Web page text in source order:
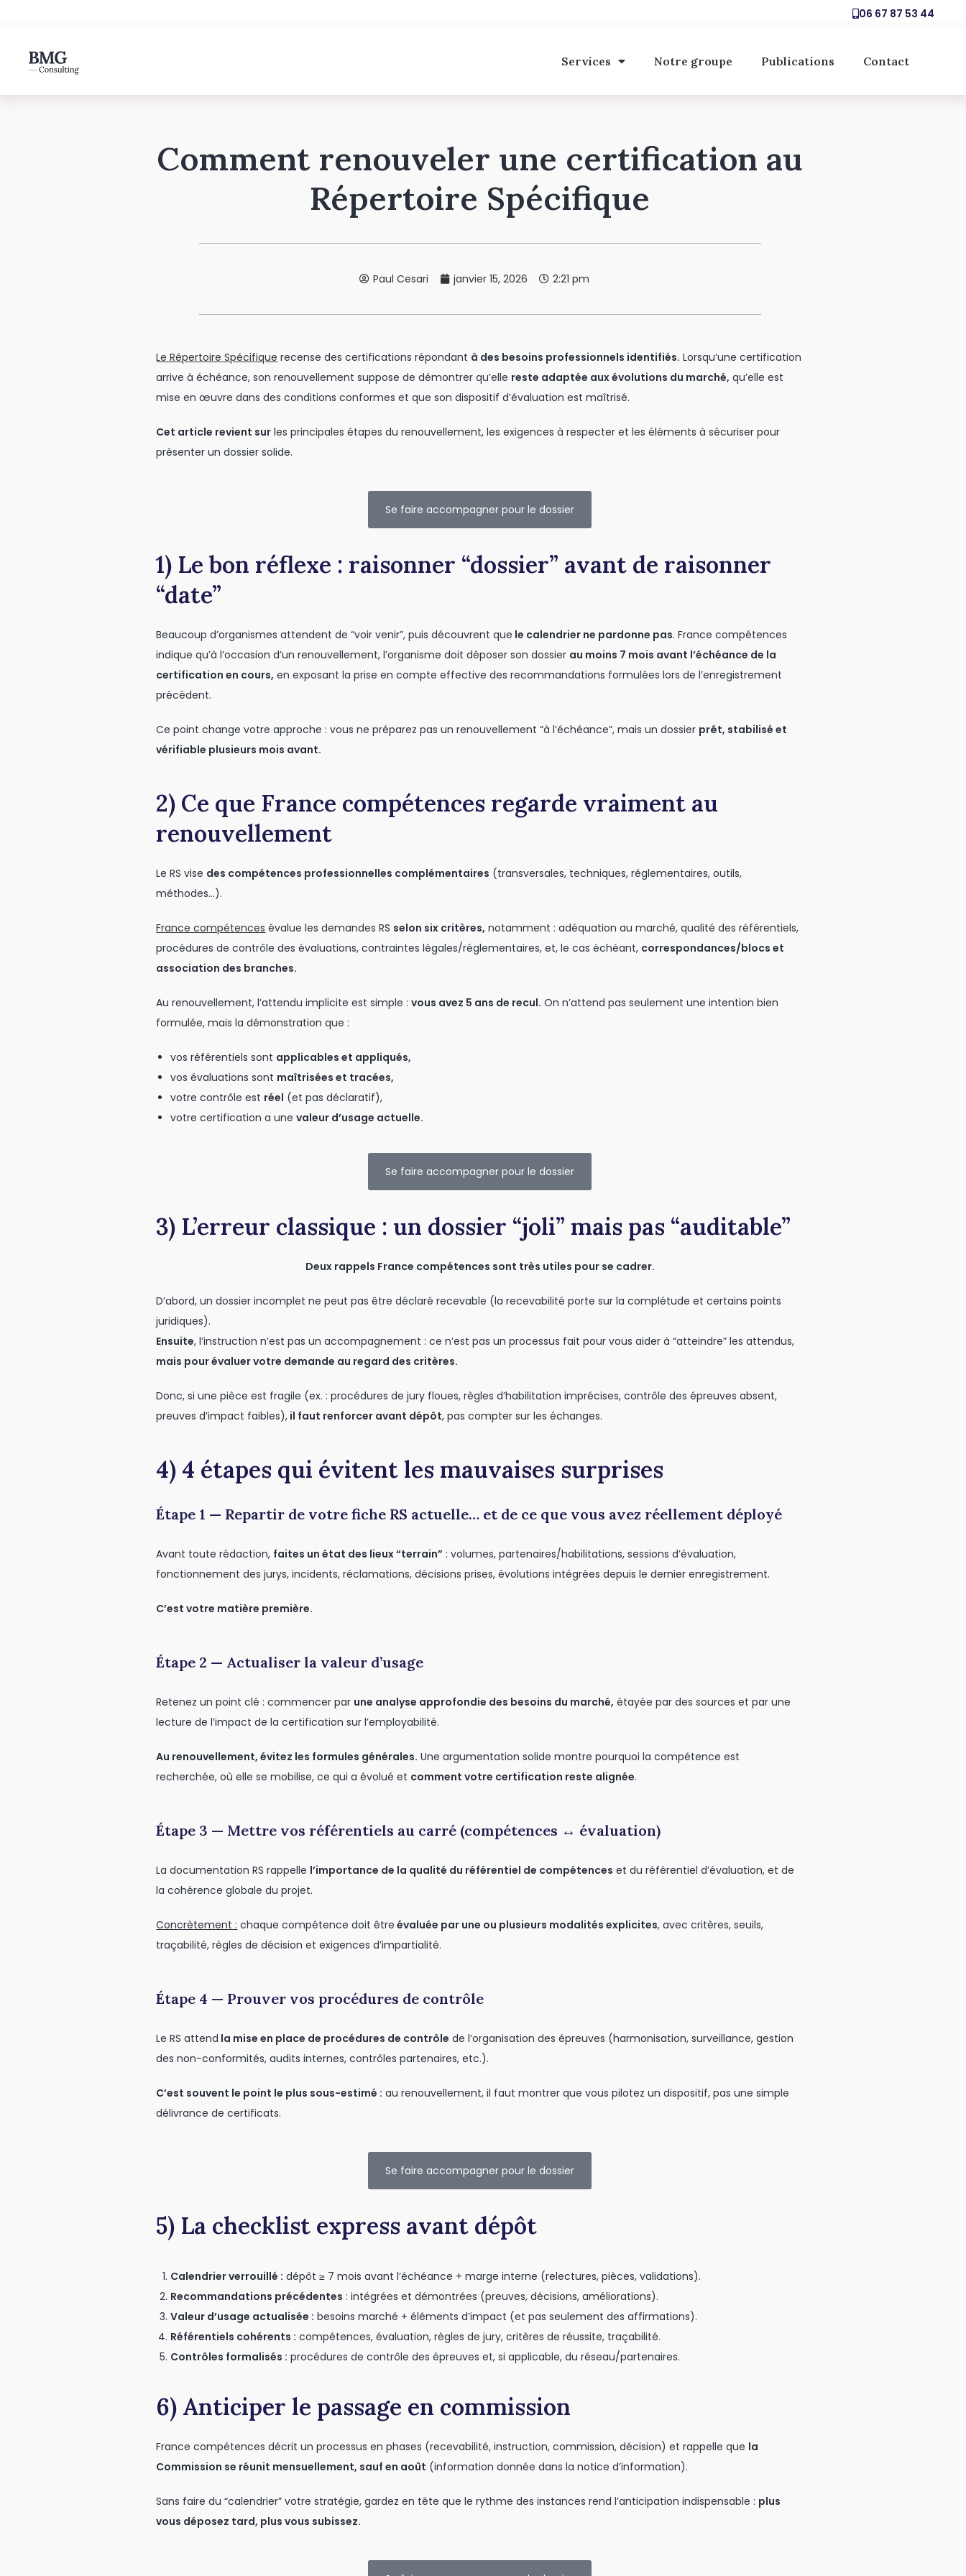
06 67 87 53 44
Services Notre groupe Publications Contact
Comment renouveler une certification au
Répertoire Spécifique
Paul Cesari janvier 15, 2026 2:21 pm
Le Répertoire Spécifique recense des certifications répondant à des besoins professionnels identifiés. Lorsqu’une certification
arrive à échéance, son renouvellement suppose de démontrer qu’elle reste adaptée aux évolutions du marché, qu’elle est
mise en œuvre dans des conditions conformes et que son dispositif d’évaluation est maîtrisé.
Cet article revient sur les principales étapes du renouvellement, les exigences à respecter et les éléments à sécuriser pour
présenter un dossier solide.
Se faire accompagner pour le dossier
1) Le bon réflexe : raisonner “dossier” avant de raisonner
“date”
Beaucoup d’organismes attendent de “voir venir”, puis découvrent que le calendrier ne pardonne pas. France compétences
indique qu’à l’occasion d’un renouvellement, l’organisme doit déposer son dossier au moins 7 mois avant l’échéance de la
certification en cours, en exposant la prise en compte effective des recommandations formulées lors de l’enregistrement
précédent.
Ce point change votre approche : vous ne préparez pas un renouvellement “à l’échéance”, mais un dossier prêt, stabilisé et
vérifiable plusieurs mois avant.
2) Ce que France compétences regarde vraiment au
renouvellement
Le RS vise des compétences professionnelles complémentaires (transversales, techniques, réglementaires, outils,
méthodes…).
France compétences évalue les demandes RS selon six critères, notamment : adéquation au marché, qualité des référentiels,
procédures de contrôle des évaluations, contraintes légales/réglementaires, et, le cas échéant, correspondances/blocs et
association des branches.
Au renouvellement, l’attendu implicite est simple :vous avez 5 ans de recul. On n’attend pas seulement une intention bien
formulée, mais la démonstration que :
vos référentiels sont applicables et appliqués,
vos évaluations sont maîtrisées et tracées,
votre contrôle est réel (et pas déclaratif),
votre certification a unevaleur d’usage actuelle.
Se faire accompagner pour le dossier
3) L’erreur classique : un dossier “joli” mais pas “auditable”
Deux rappels France compétences sont très utiles pour se cadrer.
D’abord, un dossier incomplet ne peut pas être déclaré recevable (la recevabilité porte sur la complétude et certains points
juridiques).
Ensuite, l’instruction n’est pas un accompagnement : ce n’est pas un processus fait pour vous aider à “atteindre” les attendus,
mais pour évaluer votre demande au regard des critères.
Donc, si une pièce est fragile (ex. : procédures de jury floues, règles d’habilitation imprécises, contrôle des épreuves absent,
preuves d’impact faibles), il faut renforcer avant dépôt, pas compter sur les échanges.
4) 4 étapes qui évitent les mauvaises surprises
Étape 1 — Repartir de votre fiche RS actuelle… et de ce que vous avez réellement déployé
Avant toute rédaction, faites un état des lieux “terrain” : volumes, partenaires/habilitations, sessions d’évaluation,
fonctionnement des jurys, incidents, réclamations, décisions prises, évolutions intégrées depuis le dernier enregistrement.
C’est votre matière première.
Étape 2 — Actualiser la valeur d’usage
Retenez un point clé : commencer par une analyse approfondie des besoins du marché, étayée par des sources et par une
lecture de l’impact de la certification sur l’employabilité.
Au renouvellement, évitez les formules générales. Une argumentation solide montre pourquoi la compétence est
recherchée, où elle se mobilise, ce qui a évolué et comment votre certification reste alignée.
Étape 3 — Mettre vos référentiels au carré (compétences ↔ évaluation)
La documentation RS rappelle l’importance de la qualité du référentiel de compétences et du référentiel d’évaluation, et de
la cohérence globale du projet.
Concrètement : chaque compétence doit être évaluée par une ou plusieurs modalités explicites, avec critères, seuils,
traçabilité, règles de décision et exigences d’impartialité.
Étape 4 — Prouver vos procédures de contrôle
Le RS attend la mise en place de procédures de contrôle de l’organisation des épreuves (harmonisation, surveillance, gestion
des non-conformités, audits internes, contrôles partenaires, etc.).
C’est souvent le point le plus sous-estimé : au renouvellement, il faut montrer que vous pilotez un dispositif, pas une simple
délivrance de certificats.
Se faire accompagner pour le dossier
5) La checklist express avant dépôt
Calendrier verrouillé : dépôt ≥ 7 mois avant l’échéance + marge interne (relectures, pièces, validations).
Recommandations précédentes : intégrées et démontrées (preuves, décisions, améliorations).
Valeur d’usage actualisée : besoins marché + éléments d’impact (et pas seulement des affirmations).
Référentiels cohérents : compétences, évaluation, règles de jury, critères de réussite, traçabilité.
Contrôles formalisés : procédures de contrôle des épreuves et, si applicable, du réseau/partenaires.
6) Anticiper le passage en commission
France compétences décrit un processus en phases (recevabilité, instruction, commission, décision) et rappelle que la
Commission se réunit mensuellement, sauf en août (information donnée dans la notice d’information).
Sans faire du “calendrier” votre stratégie, gardez en tête que le rythme des instances rend l’anticipation indispensable : plus
vous déposez tard, plus vous subissez.